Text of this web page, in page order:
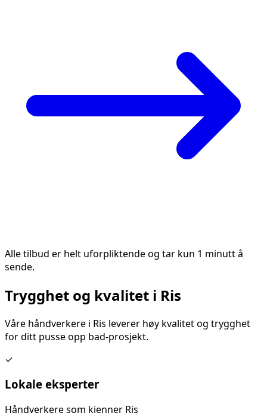
Alle tilbud er helt uforpliktende og tar kun 1 minutt å
sende.
Trygghet og kvalitet i Ris
Våre håndverkere i Ris leverer høy kvalitet og trygghet
for ditt pusse opp bad-prosjekt.
✓
Lokale eksperter
Håndverkere som kjenner Ris